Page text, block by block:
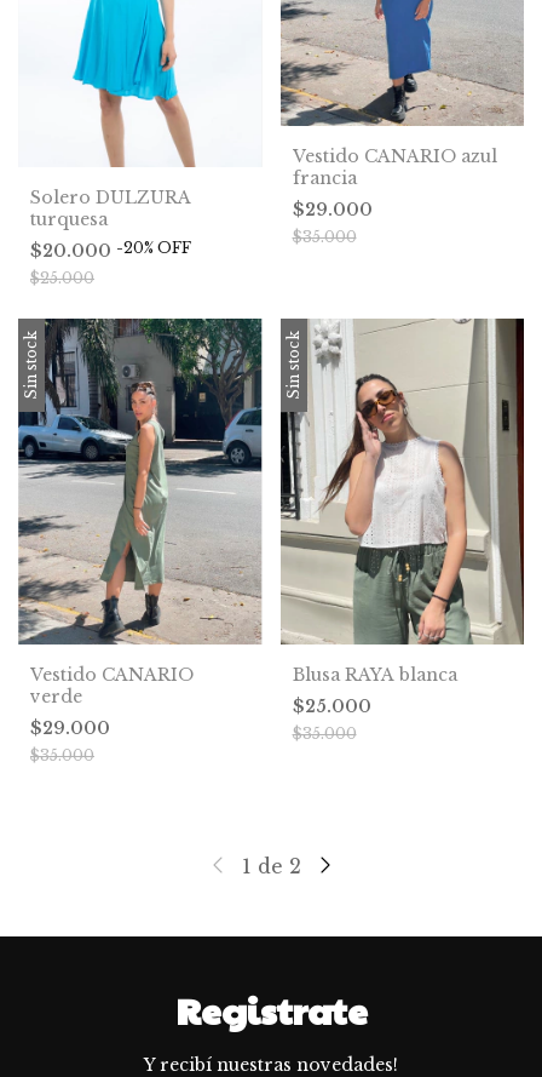
Solero DULZURA
turquesa
$20.000 -20% OFF
$25.000
Vestido CANARIO azul
francia
$29.000
$35.000
Sin stock
Vestido CANARIO
verde
$29.000
$35.000
Sin stock
Blusa RAYA blanca
$25.000
$35.000
1 de 2
Registrate
Y recibí nuestras novedades!